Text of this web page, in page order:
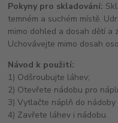
Pokyny pro skladování:
temném a suchém místě.
mimo dohled a dosah dětí a
Uchovávejte mimo dosah
Návod k použití:
1) Odšroubujte láhev;
2) Otevřete nádobu pro
3) Vytlačte náplň do
4) Zavřete láhev i nádobu.